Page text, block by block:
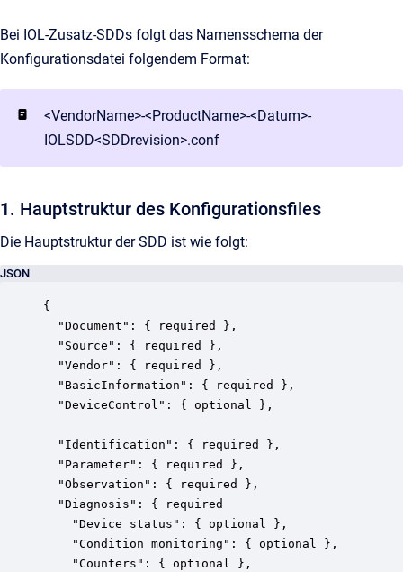
Bei IOL-Zusatz-SDDs folgt das Namensschema der
Konfigurationsdatei folgendem Format:
<VendorName>-<ProductName>-<Datum>-
IOLSDD<SDDrevision>.conf
1. Hauptstruktur des Konfigurationsfiles
Die Hauptstruktur der SDD ist wie folgt:
JSON
{
  "Document": { required },
  "Source": { required },
  "Vendor": { required },
  "BasicInformation": { required },
  "DeviceControl": { optional },
  "Identification": { required },
  "Parameter": { required },
  "Observation": { required },
  "Diagnosis": { required
    "Device status": { optional },
    "Condition monitoring": { optional },
    "Counters": { optional },